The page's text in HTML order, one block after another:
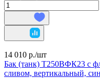
14 010 р./шт
Бак (танк) Т250ВФК23 с
сливом, вертикальный,